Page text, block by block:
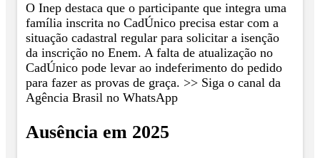
O Inep destaca que o participante que integra uma
família inscrita no CadÚnico precisa estar com a
situação cadastral regular para solicitar a isenção
da inscrição no Enem. A falta de atualização no
CadÚnico pode levar ao indeferimento do pedido
para fazer as provas de graça. >> Siga o canal da
Agência Brasil no WhatsApp
Ausência em 2025